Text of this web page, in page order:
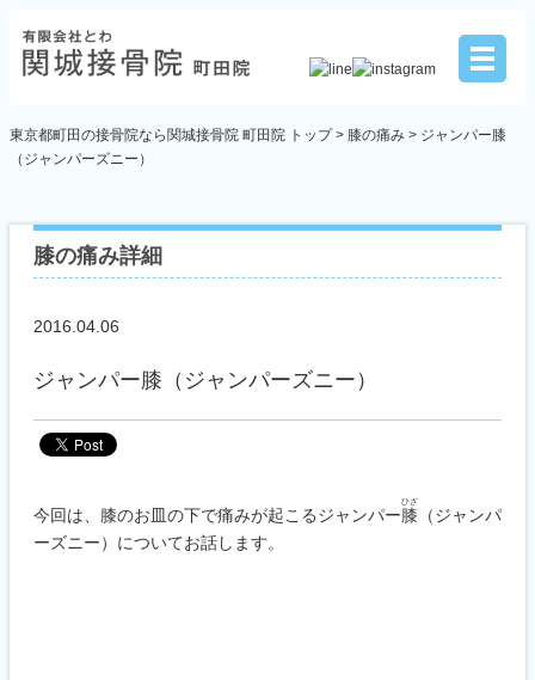
東京都町田の接骨院なら関城接骨院 町田院 トップ > 膝の痛み > ジャンパー膝
（ジャンパーズニー）
膝の痛み詳細
2016.04.06
ジャンパー膝（ジャンパーズニー）
今回は、膝のお皿の下で痛みが起こるジャンパー膝
ひざ
（ジャンパ
ーズニー）についてお話します。